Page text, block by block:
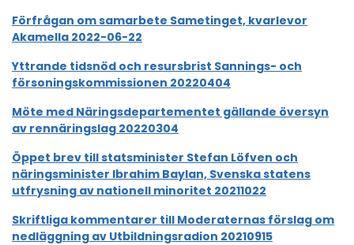
Förfrågan om samarbete Sametinget, kvarlevor
Akamella 2022-06-22
Yttrande tidsnöd och resursbrist Sannings- och
försoningskommissionen 20220404
Möte med Näringsdepartementet gällande översyn
av rennäringslag 20220304
Öppet brev till statsminister Stefan Löfven och
näringsminister Ibrahim Baylan, Svenska statens
utfrysning av nationell minoritet 20211022
Skriftliga kommentarer till Moderaternas förslag om
nedläggning av Utbildningsradion 20210915